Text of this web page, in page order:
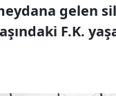
gelen
F.K.